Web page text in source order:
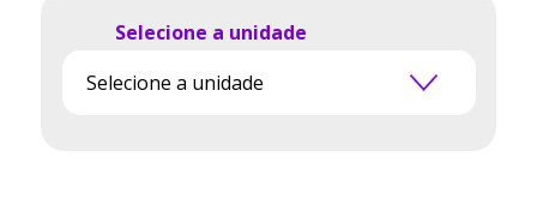
Selecione a unidade